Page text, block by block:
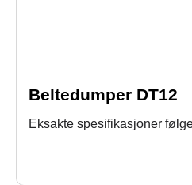
Beltedumper DT12
Eksakte spesifikasjoner